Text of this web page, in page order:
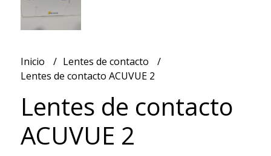
Inicio
Lentes de contacto
Lentes de contacto ACUVUE 2
Lentes de contacto
ACUVUE 2